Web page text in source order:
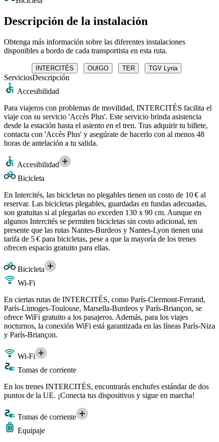
Descripción de la instalación
Obtenga más información sobre las diferentes instalaciones
disponibles a bordo de cada transportista en esta ruta.
INTERCITÉS OUIGO TER TGV Lyria
ServiciosDescripción
Accesibilidad
Para viajeros con problemas de movilidad, INTERCITÉS facilita el
viaje con su servicio 'Accès Plus'. Este servicio brinda asistencia
desde la estación hasta el asiento en el tren. Tras adquirir tu billete,
contacta con 'Accès Plus' y asegúrate de hacerlo con al menos 48
horas de antelación a tu salida.
Accesibilidad
Bicicleta
En Intercités, las bicicletas no plegables tienen un costo de 10 € al
reservar. Las bicicletas plegables, guardadas en fundas adecuadas,
son gratuitas si al plegarlas no exceden 130 x 90 cm. Aunque en
algunos Intercités se permiten bicicletas sin costo adicional, ten
presente que las rutas Nantes-Burdeos y Nantes-Lyon tienen una
tarifa de 5 € para bicicletas, pese a que la mayoría de los trenes
ofrecen espacio gratuito para ellas.
Bicicleta
Wi-Fi
En ciertas rutas de INTERCITÉS, como París-Clermont-Ferrand,
París-Limoges-Toulouse, Marsella-Burdeos y París-Briançon, se
ofrece WiFi gratuito a los pasajeros. Además, para los viajes
nocturnos, la conexión WiFi está garantizada en las líneas París-Niza
y París-Briançon.
Wi-Fi
Tomas de corriente
En los trenes INTERCITÉS, encontrarás enchufes estándar de dos
puntos de la UE. ¡Conecta tus dispositivos y sigue en marcha!
Tomas de corriente
Equipaje